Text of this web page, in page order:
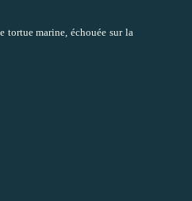
tortue marine, échouée sur la